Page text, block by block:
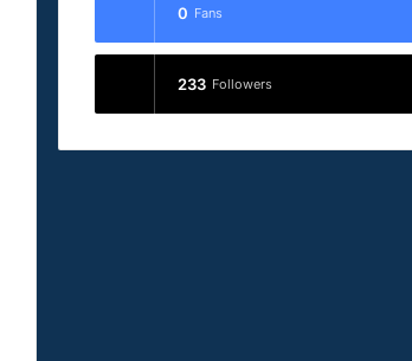
0 Fans
233 Followers